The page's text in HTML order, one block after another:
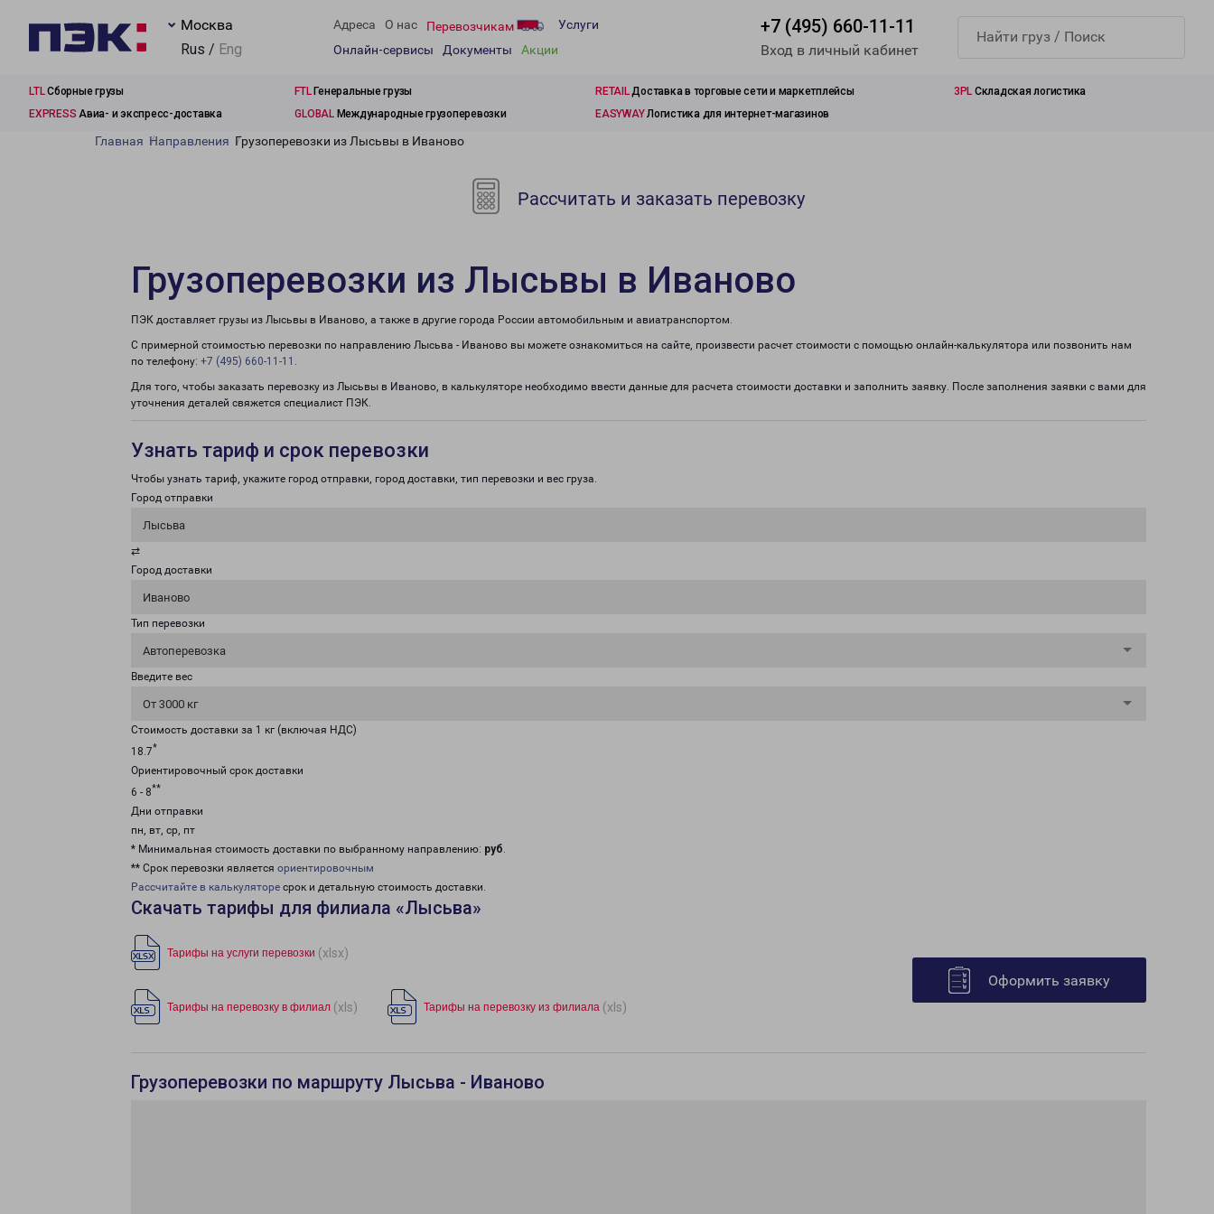
Москва
Rus / Eng
Адреса О нас Перевозчикам
Услуги
Онлайн-сервисы
Документы Акции
+7 (495) 660-11-11
Вход в личный кабинет
LTLСборные грузы FTLГенеральные грузы RETAILДоставка в торговые сети и маркетплейсы 3PL Складская логистика
EXPRESS Авиа- и экспресс-доставка GLOBALМеждународные грузоперевозки EASYWAYЛогистика для интернет-магазинов
Главная Направления Грузоперевозки из Лысьвы в Иваново
Рассчитать и заказать перевозку
Грузоперевозки из Лысьвы в Иваново
ПЭК доставляет грузы из Лысьвы в Иваново, а также в другие города России автомобильным и авиатранспортом.
С примерной стоимостью перевозки по направлению Лысьва - Иваново вы можете ознакомиться на сайте, произвести расчет стоимости с помощью онлайн-калькулятора или позвонить нам
по телефону: +7 (495) 660-11-11 .
Для того, чтобы заказать перевозку из Лысьвы в Иваново, в калькуляторе необходимо ввести данные для расчета стоимости доставки и заполнить заявку. После заполнения заявки с вами для
уточнения деталей свяжется специалист ПЭК.
Узнать тариф и срок перевозки
Чтобы узнать тариф, укажите город отправки, город доставки, тип перевозки и вес груза.
Город отправки
Лысьва
⇄
Город доставки
Иваново
Тип перевозки
Автоперевозка
Введите вес
От 3000 кг
Стоимость доставки за 1 кг (включая НДС)
18.7*
Ориентировочный срок доставки
6 - 8**
Дни отправки
пн, вт, ср, пт
* Минимальная стоимость доставки по выбранному направлению: руб.
** Срок перевозки является ориентировочным
Рассчитайте в калькуляторе срок и детальную стоимость доставки.
Скачать тарифы для филиала «Лысьва»
Тарифы на услуги перевозки (xlsx)
Тарифы на перевозку в филиал (xls) Тарифы на перевозку из филиала (xls)
Оформить заявку
Грузоперевозки по маршруту Лысьва - Иваново